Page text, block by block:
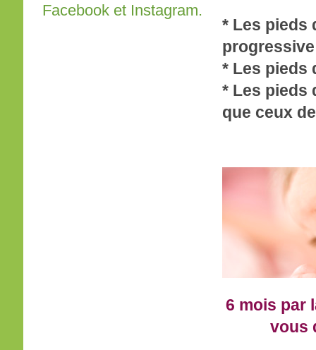
* Les pieds
progressive
* Les pieds
* Les pieds
que ceux
6 mois par
vous
Facebook et Instagram.